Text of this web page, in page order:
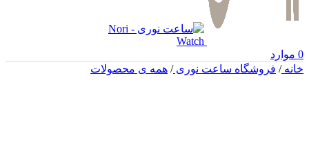
0 موارد
خانه/ فروشگاه ساعت نوری/ همه ی محصولات